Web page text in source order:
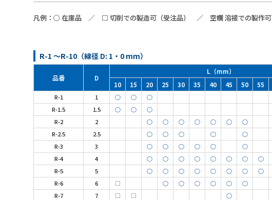
凡例：○ 在庫品 ／ □ 切削での製造可（受注品） ／ 空欄 溶接での製作可
R-1 ～R-10（線径 D: 1・0 mm）
品番 D
L（mm）
10
15 20 25 30 35 40 45 50 55
R-1 1 ○ ○
○
R-1.5
1.5 ○ ○
○
R-2
2 ○ ○ ○ ○ ○ ○
○
R-2.5
2.5 ○ ○ ○ ○
○
R-3
3 ○ ○ ○ ○ ○
○
R-4
4 ○ ○ ○ ○ ○ ○ ○ ○
R-5
5 ○ ○ ○ ○ ○ ○ ○ ○
R-6
6 □ ○ ○ ○ ○ ○ ○
R-7
7 □ □
○